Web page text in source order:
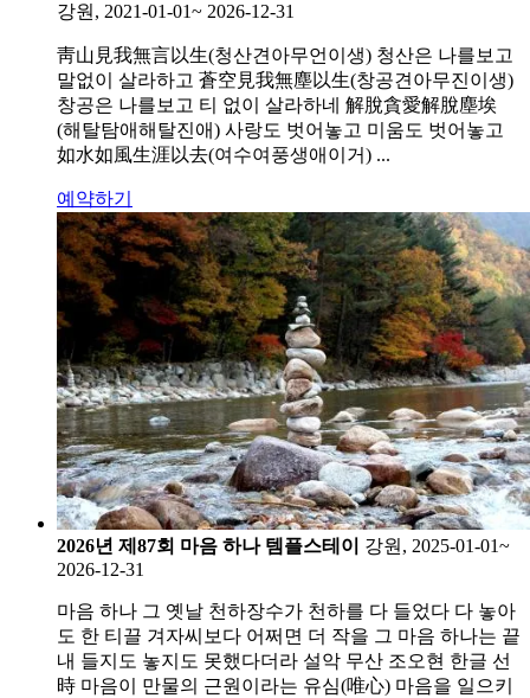
강원, 2021-01-01~ 2026-12-31
靑山見我無言以生(청산견아무언이생) 청산은 나를보고
말없이 살라하고 蒼空見我無塵以生(창공견아무진이생)
창공은 나를보고 티 없이 살라하네 解脫貪愛解脫塵埃
(해탈탐애해탈진애) 사랑도 벗어놓고 미움도 벗어놓고
如水如風生涯以去(여수여풍생애이거) ...
예약하기
2026년 제87회 마음 하나 템플스테이
강원, 2025-01-01~
2026-12-31
마음 하나 그 옛날 천하장수가 천하를 다 들었다 다 놓아
도 한 티끌 겨자씨보다 어쩌면 더 작을 그 마음 하나는 끝
내 들지도 놓지도 못했다더라 설악 무산 조오현 한글 선
時 마음이 만물의 근원이라는 유심(唯心) 마음을 일으키